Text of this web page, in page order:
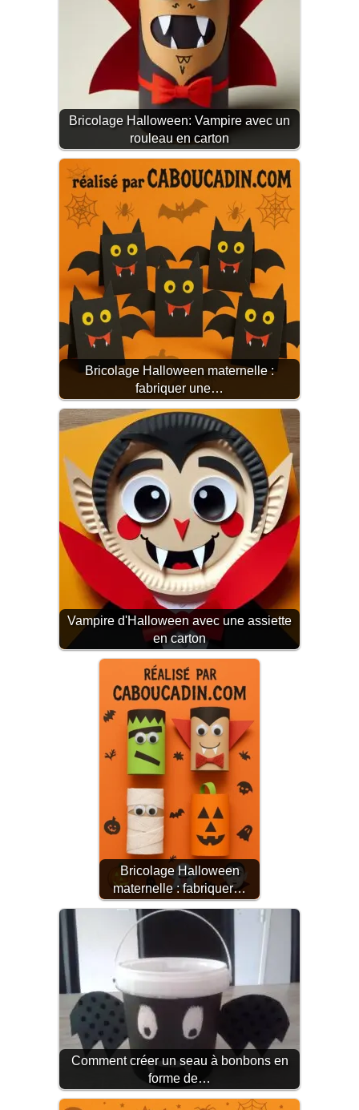
Bricolage Halloween: Vampire avec un
rouleau en carton
Bricolage Halloween maternelle :
fabriquer une…
Vampire d'Halloween avec une assiette
en carton
Bricolage Halloween
maternelle : fabriquer…
Comment créer un seau à bonbons en
forme de…